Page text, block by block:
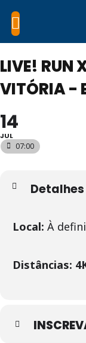
LIVE! RUN
VITÓRIA -
14
JUL
07:00
Local: À
Distâncias: